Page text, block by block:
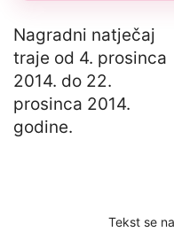
Nagradni natječaj
traje od 4. prosinca
2014. do 22.
prosinca 2014.
godine.
Tekst se